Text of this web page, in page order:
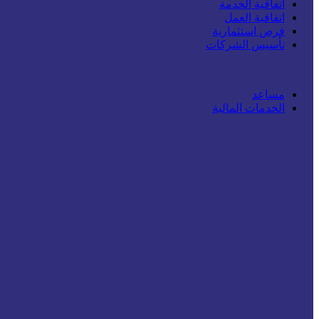
اتفاقية الخدمة
اتفاقية العمل
فرص استثمارية
تأسيس الشركات
مساعد
الخدمات المالية